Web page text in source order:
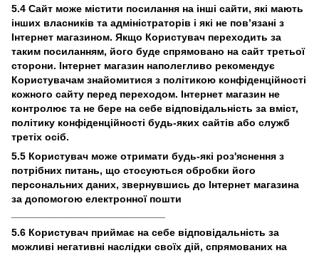
5.4 Сайт може містити посилання на інші сайти, які мають
інших власників та адміністраторів і які не пов’язані з
Інтернет магазином. Якщо Користувач переходить за
таким посиланням, його буде спрямовано на сайт третьої
сторони. Інтернет магазин наполегливо рекомендує
Користувачам знайомитися з політикою конфіденційності
кожного сайту перед переходом. Інтернет магазин не
контролює та не бере на себе відповідальність за вміст,
політику конфіденційності будь-яких сайтів або служб
третіх осіб.
5.5 Користувач може отримати будь-які роз'яснення з
потрібних питань, що стосуються обробки його
персональних даних, звернувшись до Інтернет магазина
за допомогою електронної пошти
5.6 Користувач приймає на себе відповідальність за
можливі негативні наслідки своїх дій, спрямованих на